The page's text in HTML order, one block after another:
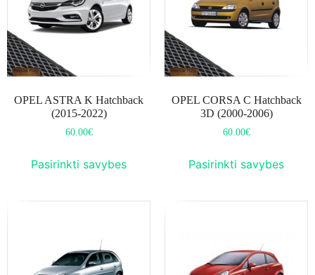
OPEL ASTRA K Hatchback
(2015-2022)
60.00€
Pasirinkti savybes
OPEL CORSA C Hatchback
3D (2000-2006)
60.00€
Pasirinkti savybes